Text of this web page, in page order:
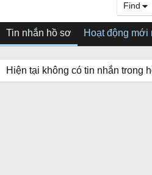
Find
Tin nhắn hồ sơ Hoạt động mới
Hiện tại không có tin nhắn trong